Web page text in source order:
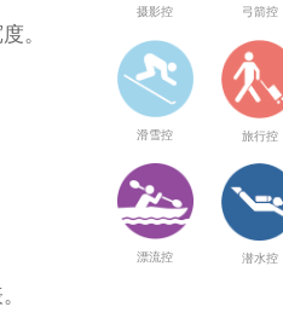
。
摄影控 弓箭控
滑雪控 旅行控
漂流控 潜水控